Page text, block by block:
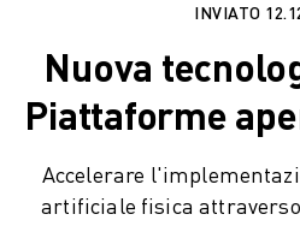
FUNZIONI/OPZIONI DEL CNC
PERSONALIZZAZIONE DEL PRODOTTO
SIMULAZIONE - SOLUZIONI DIGITAL
PRODOTTI EDUCATIONAL CNC
SOLUZIONI RETROFIT
INVIATO
Nuova
Piattaforme
Accelerare
artificiale fisica